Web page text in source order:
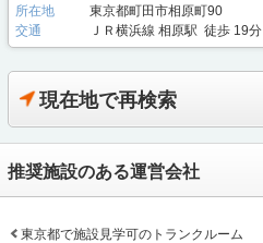
所在地
東京都町田市相原町90
交通
ＪＲ横浜線 相原駅 徒歩 19分
現在地で再検索
推奨施設のある運営会社
東京都で施設見学可のトランクルーム